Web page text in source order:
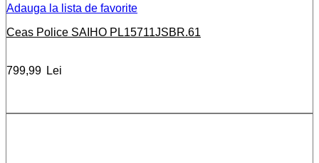
Adauga la lista de favorite
Ceas Police SAIHO PL15711JSBR.61
799,99 Lei